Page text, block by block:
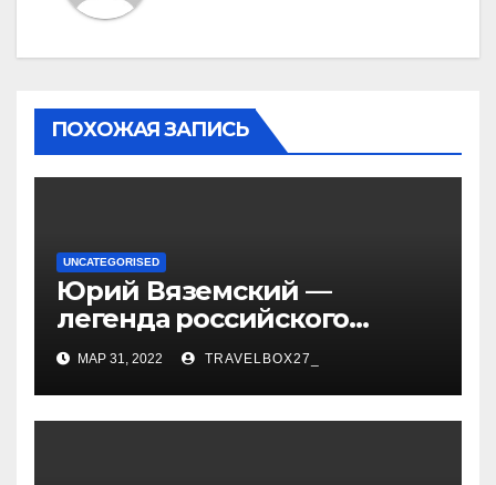
ПОХОЖАЯ ЗАПИСЬ
UNCATEGORISED
Юрий Вяземский —
легенда российского
спорта — биография,
достижения и вклад в
развитие гимнастики
МАР 31, 2022 TRAVELBOX27_